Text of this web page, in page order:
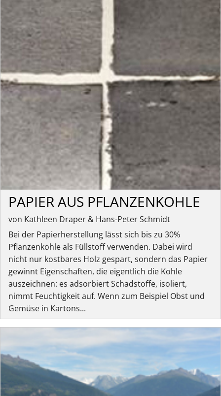
PAPIER AUS PFLANZENKOHLE
von Kathleen Draper & Hans-Peter Schmidt
Bei der Papierherstellung lässt sich bis zu 30%
Pflanzenkohle als Füllstoff verwenden. Dabei wird
nicht nur kostbares Holz gespart, sondern das Papier
gewinnt Eigenschaften, die eigentlich die Kohle
auszeichnen: es adsorbiert Schadstoffe, isoliert,
nimmt Feuchtigkeit auf. Wenn zum Beispiel Obst und
Gemüse in Kartons...